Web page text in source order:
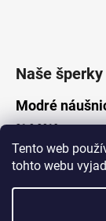
Tento web
tohto webu
Naše šperky
Modré
21.8.2019